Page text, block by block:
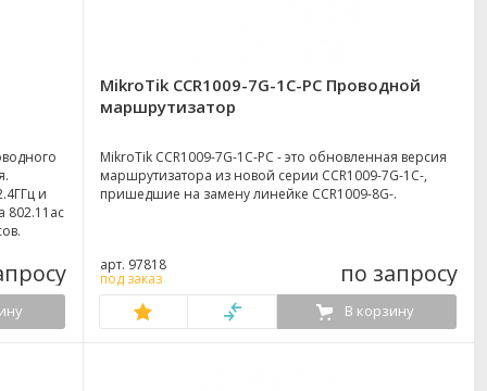
и
802.11ac
MikroTik CCR1009-7G-1C-PC Проводной
маршрутизатор
MikroTik CCR1009-7G-1C-PC - это обновленная версия
маршрутизатора из новой серии CCR1009-7G-1C-,
пришедшие на замену линейке CCR1009-8G-.
арт. 97818
под заказ по запросу
В корзину